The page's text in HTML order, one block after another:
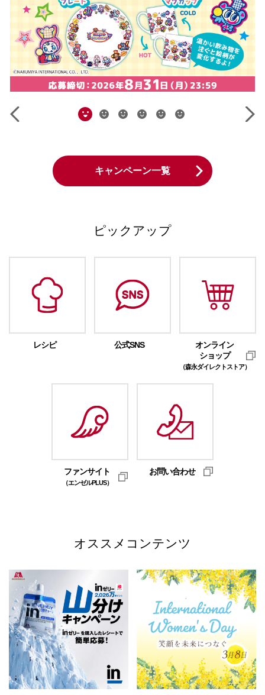
キャンペーン一覧
ピックアップ
レシピ 公式SNS
オンライン
ショップ
（森永ダイレクトストア）
ファンサイト
（エンゼルPLUS）
お問い合わせ
オススメコンテンツ